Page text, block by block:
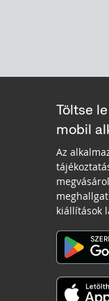
Töltse
mobil
Az
kiállítások